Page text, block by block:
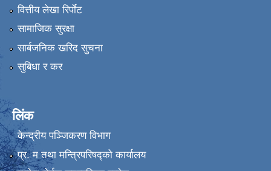
वित्तीय लेखा रिर्पाेट
सामाजिक सुरक्षा
सार्बजनिक खरिद सुचना
सुबिधा र कर
लिंक
केन्द्रीय पञ्जिकरण विभाग
प्र. म तथा मन्त्रिपरिषद्को कार्यालय